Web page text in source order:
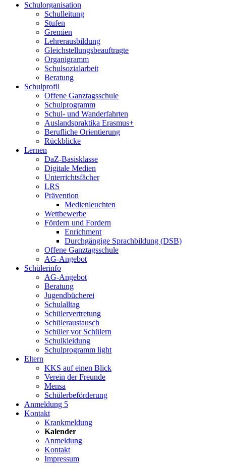
Schulorganisation
Schulleitung
Stufen
Gremien
Lehrerausbildung
Gleichstellungsbeauftragte
Organigramm
Schulsozialarbeit
Beratung
Schulprofil
Offene Ganztagsschule
Schulprogramm
Schul- und Wanderfahrten
Auslandspraktika Erasmus+
Berufliche Orientierung
Rückblicke
Lernen
DaZ-Basisklasse
Digitale Medien
Unterrichtsfächer
LRS
Prävention
Medienleuchten
Wettbewerbe
Fördern und Fordern
Enrichment
Durchgängige Sprachbildung (DSB)
Offene Ganztagsschule
AG-Angebot
Schülerinfo
AG-Angebot
Beratung
Jugendbücherei
Schulalltag
Schülervertretung
Schüleraustausch
Schüler vor Schülern
Schulkleidung
Schulprogramm light
Eltern
KKS auf einen Blick
Verein der Freunde
Mensa
Schülerbeförderung
Anmeldung 5
Kontakt
Krankmeldung
Kalender
Anmeldung
Kontakt
Impressum